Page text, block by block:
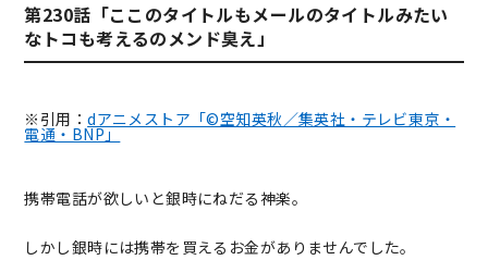
第230話「ここのタイトルもメールのタイトルみたい
なトコも考えるのメンド臭え」
※引用：dアニメストア「©空知英秋／集英社・テレビ東京・
電通・BNP」
携帯電話が欲しいと銀時にねだる神楽。
しかし銀時には携帯を買えるお金がありませんでした。